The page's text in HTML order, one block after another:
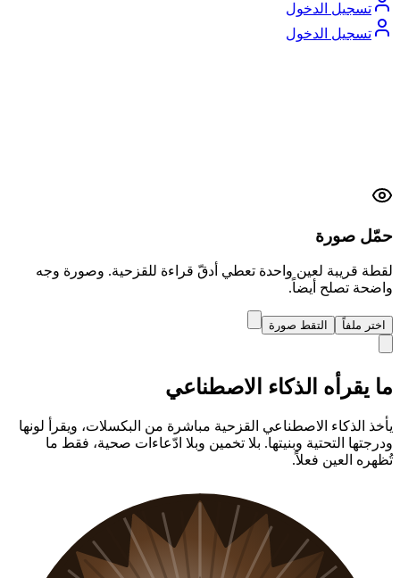
تسجيل الدخول
تسجيل الدخول
حمّل صورة
لقطة قريبة لعين واحدة تعطي أدقّ قراءة للقزحية. وصورة وجه
واضحة تصلح أيضاً.
اختر ملفاً التقط صورة
ما يقرأه الذكاء الاصطناعي
يأخذ الذكاء الاصطناعي القزحية مباشرة من البكسلات، ويقرأ لونها
ودرجتها التحتية وبنيتها. بلا تخمين وبلا ادّعاءات صحية، فقط ما
تُظهره العين فعلاً.